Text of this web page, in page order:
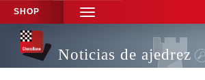
SHOP
TOGGLE
NAVIGATION
Noticias de ajedrez